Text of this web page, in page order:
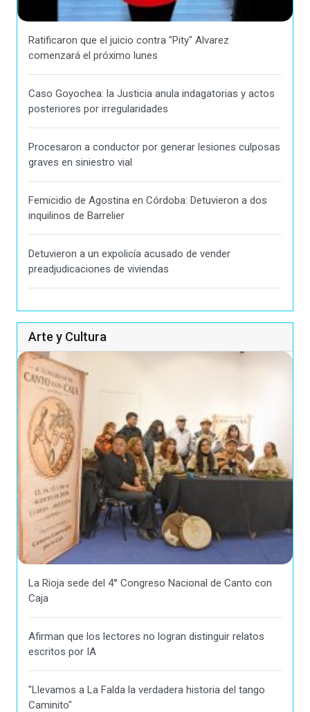
Ratificaron que el juicio contra "Pity" Alvarez
comenzará el próximo lunes
Caso Goyochea: la Justicia anula indagatorias y actos
posteriores por irregularidades
Procesaron a conductor por generar lesiones culposas
graves en siniestro vial
Femicidio de Agostina en Córdoba: Detuvieron a dos
inquilinos de Barrelier
Detuvieron a un expolicía acusado de vender
preadjudicaciones de viviendas
Arte y Cultura
La Rioja sede del 4° Congreso Nacional de Canto con
Caja
Afirman que los lectores no logran distinguir relatos
escritos por IA
"Llevamos a La Falda la verdadera historia del tango
Caminito"